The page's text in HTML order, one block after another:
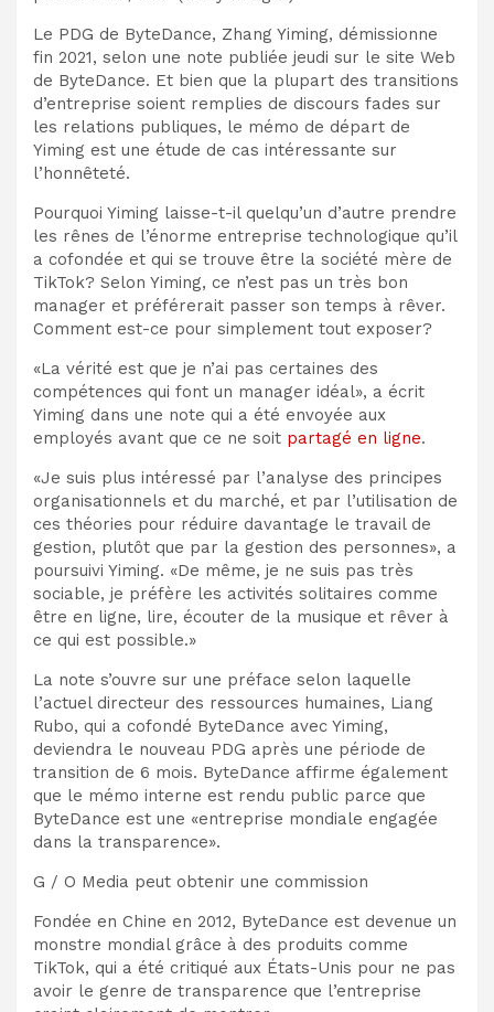
Le PDG de ByteDance, Zhang Yiming, démissionne
fin 2021, selon une note publiée jeudi sur le site Web
de ByteDance. Et bien que la plupart des transitions
d’entreprise soient remplies de discours fades sur
les relations publiques, le mémo de départ de
Yiming est une étude de cas intéressante sur
l’honnêteté.
Pourquoi Yiming laisse-t-il quelqu’un d’autre prendre
les rênes de l’énorme entreprise technologique qu’il
a cofondée et qui se trouve être la société mère de
TikTok? Selon Yiming, ce n’est pas un très bon
manager et préférerait passer son temps à rêver.
Comment est-ce pour simplement tout exposer?
«La vérité est que je n’ai pas certaines des
compétences qui font un manager idéal», a écrit
Yiming dans une note qui a été envoyée aux
employés avant que ce ne soit partagé en ligne.
«Je suis plus intéressé par l’analyse des principes
organisationnels et du marché, et par l’utilisation de
ces théories pour réduire davantage le travail de
gestion, plutôt que par la gestion des personnes», a
poursuivi Yiming. «De même, je ne suis pas très
sociable, je préfère les activités solitaires comme
être en ligne, lire, écouter de la musique et rêver à
ce qui est possible.»
La note s’ouvre sur une préface selon laquelle
l’actuel directeur des ressources humaines, Liang
Rubo, qui a cofondé ByteDance avec Yiming,
deviendra le nouveau PDG après une période de
transition de 6 mois. ByteDance affirme également
que le mémo interne est rendu public parce que
ByteDance est une «entreprise mondiale engagée
dans la transparence».
G / O Media peut obtenir une commission
Fondée en Chine en 2012, ByteDance est devenue un
monstre mondial grâce à des produits comme
TikTok, qui a été critiqué aux États-Unis pour ne pas
avoir le genre de transparence que l’entreprise